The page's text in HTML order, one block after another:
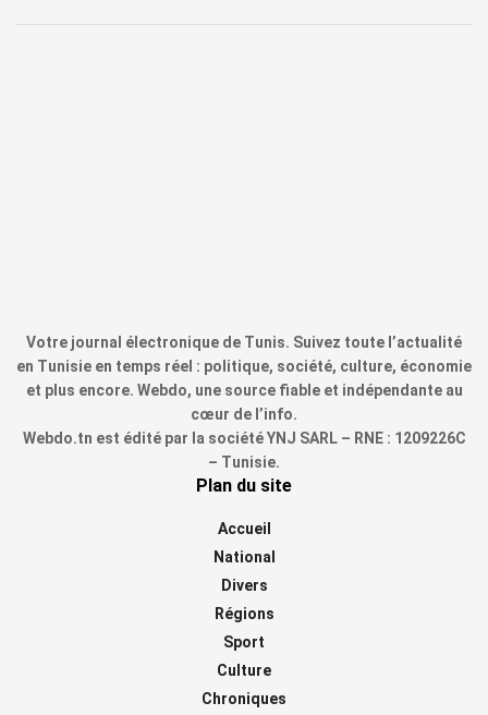
Votre journal électronique de Tunis. Suivez toute l’actualité
en Tunisie en temps réel : politique, société, culture, économie
et plus encore. Webdo, une source fiable et indépendante au
cœur de l’info.
Webdo.tn est édité par la société YNJ SARL – RNE : 1209226C
– Tunisie.
Plan du site
Accueil
National
Divers
Régions
Sport
Culture
Chroniques